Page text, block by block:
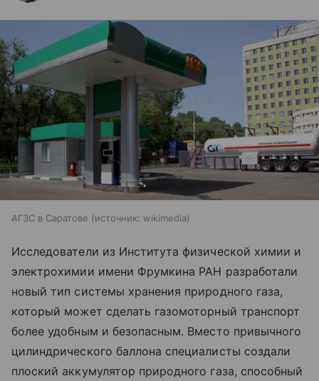
АГЗС в Саратове источник: wikimedia
Исследователи из Института физической химии и
электрохимии имени Фрумкина РАН разработали
новый тип системы хранения природного газа,
который может сделать газомоторный транспорт
более удобным и безопасным. Вместо привычного
цилиндрического баллона специалисты создали
плоский аккумулятор природного газа, способный